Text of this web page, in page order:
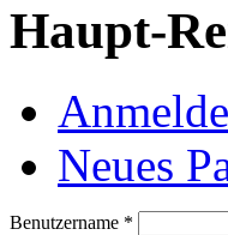
Haupt-
Neues
Benutzername *